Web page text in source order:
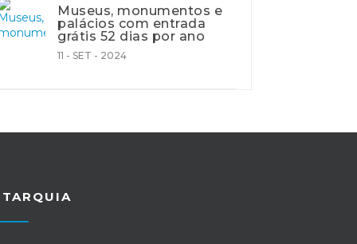
Museus, monumentos e
palácios com entrada
grátis 52 dias por ano
11 - SET - 2024